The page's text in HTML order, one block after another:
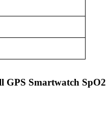
GPS Smartwatch SpO2